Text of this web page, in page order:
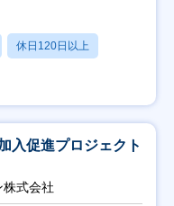
休日120日以上
入促進プロジェクト
式会社